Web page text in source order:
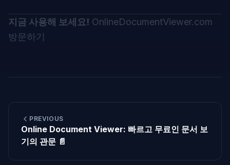
지금 사용해 보세요! OnlineDocumentViewer.com
방문하기
PREVIOUS
Online Document Viewer: 빠르고 무료인 문서 보
기의 관문 📄